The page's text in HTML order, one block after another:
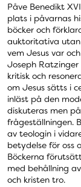
Påve Benedikt
plats i påvarnas
böcker och
auktoritativa
vem Jesus var
Joseph Ratzinger
kritisk och
om Jesus sätts i
inläst på den
diskuteras men
frågeställningen.
av teologin i
betydelse för oss
Böckerna
med behållning
och kristen tro.